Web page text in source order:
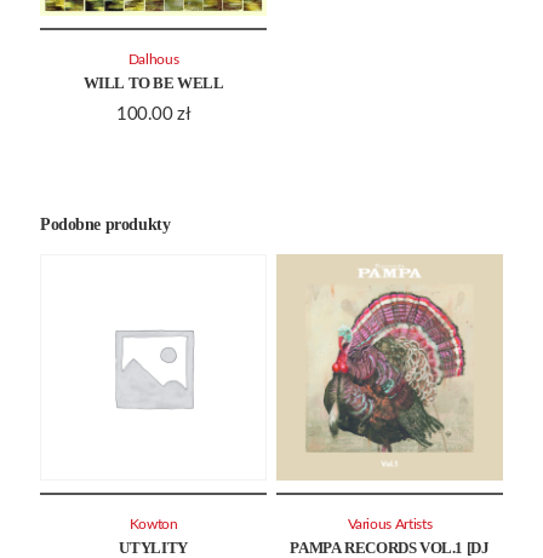
WILL TO BE WELL
100.00 zł
Dalhous
Podobne produkty
UTYLITY
Kowton
PAMPA RECORDS VOL.1 [DJ
Various Artists